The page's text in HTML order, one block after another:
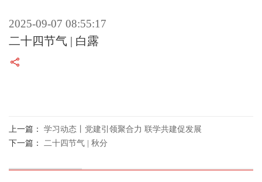
2025-09-07 08:55:17
二十四节气 | 白露
上一篇： 学习动态丨党建引领聚合力 联学共建促发展
下一篇： 二十四节气 | 秋分